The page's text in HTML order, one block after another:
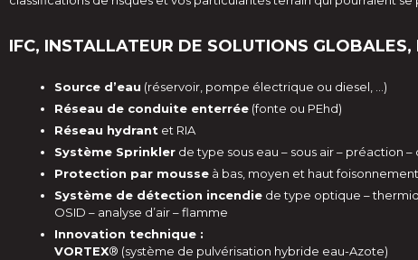
IFC, INSTALLATEUR DE SOLUTIONS
Source d’eau (réservoir, pompe électrique ou diesel, …)
Réseau de conduite enterrée (fonte ou PEhd)
Réseau hydrant et RIA
Système Sprinkler de type sous eau – sous air – préaction –
Protection par mousse à bas, moyen et haut foisonnement
Système de détection incendie de type optique –
OSID – analyse d’air – flamme
Innovation technique :
VORTEX® (système de pulvérisation hybride eau-Azote)